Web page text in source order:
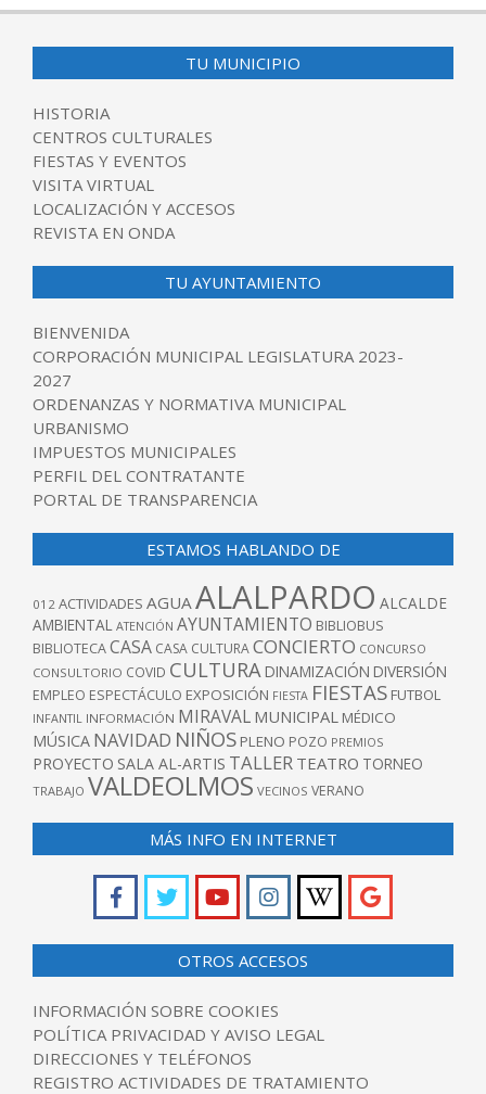
05-
TU MUNICIPIO
HISTORIA
CENTROS CULTURALES
FIESTAS Y EVENTOS
VISITA VIRTUAL
LOCALIZACIÓN Y ACCESOS
REVISTA EN ONDA
TU AYUNTAMIENTO
BIENVENIDA
CORPORACIÓN MUNICIPAL LEGISLATURA 2023-
2027
ORDENANZAS Y NORMATIVA MUNICIPAL
URBANISMO
IMPUESTOS MUNICIPALES
PERFIL DEL CONTRATANTE
PORTAL DE TRANSPARENCIA
ESTAMOS HABLANDO DE
012 ACTIVIDADES AGUAALALPARDO ALCALDE
AMBIENTAL ATENCIÓN AYUNTAMIENTO BIBLIOBUS
BIBLIOTECACASA CASA CULTURACONCIERTO CONCURSO
CONSULTORIO COVID CULTURA DINAMIZACIÓN DIVERSIÓN
EMPLEO ESPECTÁCULO EXPOSICIÓN FIESTA FIESTAS FUTBOL
INFANTIL INFORMACIÓN MIRAVAL MUNICIPAL MÉDICO
MÚSICA NAVIDAD NIÑOS PLENO POZO PREMIOS
PROYECTO SALA AL-ARTIS TALLER TEATRO TORNEO
TRABAJO VALDEOLMOS VECINOS VERANO
MÁS INFO EN INTERNET
OTROS ACCESOS
INFORMACIÓN SOBRE COOKIES
POLÍTICA PRIVACIDAD Y AVISO LEGAL
DIRECCIONES Y TELÉFONOS
REGISTRO ACTIVIDADES DE TRATAMIENTO